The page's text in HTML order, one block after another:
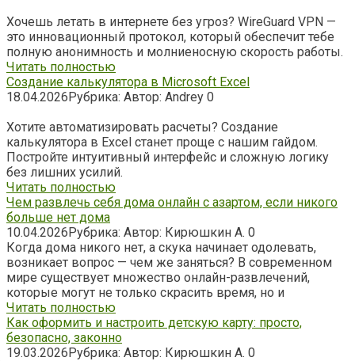
Хочешь летать в интернете без угроз? WireGuard VPN —
это инновационный протокол, который обеспечит тебе
полную анонимность и молниеносную скорость работы.
Читать полностью
Создание калькулятора в Microsoft Excel
18.04.2026Рубрика: Автор: Andrey 0
Хотите автоматизировать расчеты? Создание
калькулятора в Excel станет проще с нашим гайдом.
Постройте интуитивный интерфейс и сложную логику
без лишних усилий.
Читать полностью
Чем развлечь себя дома онлайн с азартом, если никого
больше нет дома
10.04.2026Рубрика: Автор: Кирюшкин А. 0
Когда дома никого нет, а скука начинает одолевать,
возникает вопрос — чем же заняться? В современном
мире существует множество онлайн-развлечений,
которые могут не только скрасить время, но и
Читать полностью
Как оформить и настроить детскую карту: просто,
безопасно, законно
19.03.2026Рубрика: Автор: Кирюшкин А. 0